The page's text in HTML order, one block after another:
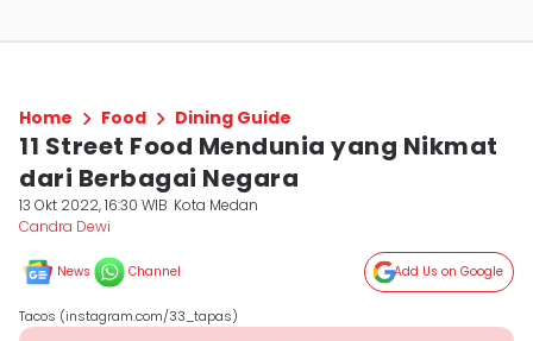
Home Food Dining Guide
11 Street Food Mendunia yang Nikmat
dari Berbagai Negara
13 Okt 2022, 16:30 WIB Kota Medan
Candra Dewi
News Channel Add Us on Google
Tacos (instagram.com/33_tapas)